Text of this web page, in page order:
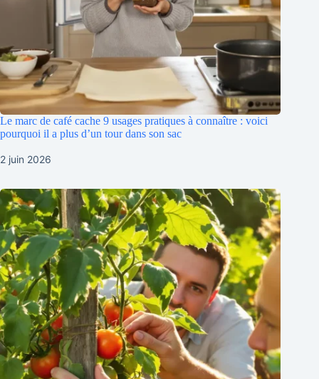
Le marc de café cache 9 usages pratiques à connaître : voici
pourquoi il a plus d’un tour dans son sac
2 juin 2026